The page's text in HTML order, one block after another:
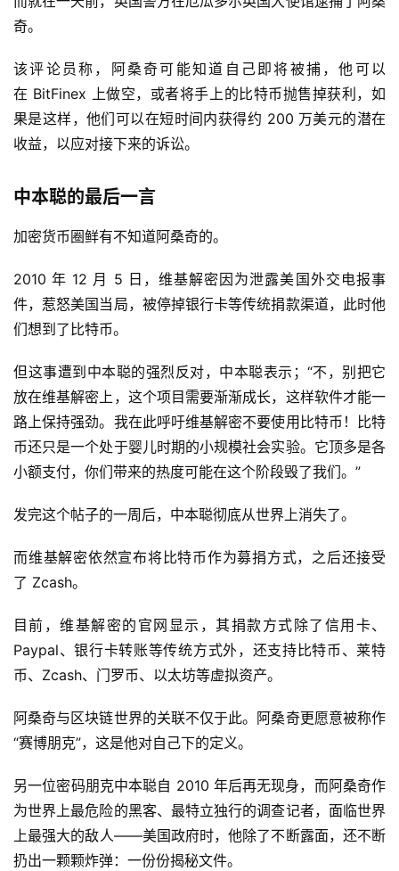
奇。
该评论员称，阿桑奇可能知道自己即将被捕，他可以
在 BitFinex 上做空，或者将手上的比特币抛售掉获利，如
果是这样，他们可以在短时间内获得约 200 万美元的潜在
收益，以应对接下来的诉讼。
中本聪的最后一言
加密货币圈鲜有不知道阿桑奇的。
2010 年 12 月 5 日，维基解密因为泄露美国外交电报事
件，惹怒美国当局，被停掉银行卡等传统捐款渠道，此时他
们想到了比特币。
但这事遭到中本聪的强烈反对，中本聪表示；“不，别把它
放在维基解密上，这个项目需要渐渐成长，这样软件才能一
路上保持强劲。我在此呼吁维基解密不要使用比特币！比特
币还只是一个处于婴儿时期的小规模社会实验。它顶多是各
小额支付，你们带来的热度可能在这个阶段毁了我们。”
发完这个帖子的一周后，中本聪彻底从世界上消失了。
而维基解密依然宣布将比特币作为募捐方式，之后还接受
了 Zcash。
目前，维基解密的官网显示，其捐款方式除了信用卡、
Paypal、银行卡转账等传统方式外，还支持比特币、莱特
币、Zcash、门罗币、以太坊等虚拟资产。
阿桑奇与区块链世界的关联不仅于此。阿桑奇更愿意被称作
“赛博朋克”，这是他对自己下的定义。
另一位密码朋克中本聪自 2010 年后再无现身，而阿桑奇作
为世界上最危险的黑客、最特立独行的调查记者，面临世界
上最强大的敌人——美国政府时，他除了不断露面，还不断
扔出一颗颗炸弹：一份份揭秘文件。